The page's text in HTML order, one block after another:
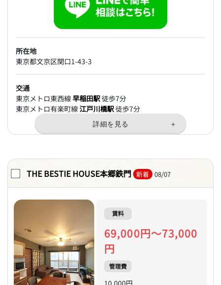
所在地
東京都文京区関口1-43-3
交通
東京メトロ東西線早稲田駅徒歩7分
東京メトロ有楽町線江戸川橋駅徒歩7分
THE BESTIE HOUSE本郷鉄門 新着 08/07
賃料
69,000円～73,000
円
管理費
10,000円